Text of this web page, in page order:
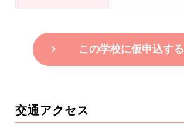
この学校に仮申込する
交通アクセス